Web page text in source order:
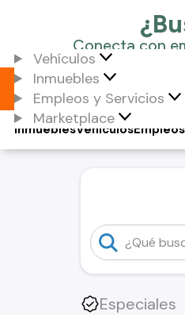
Vehículos
Inmuebles
Empleos y Servicios
Marketplace
Vehículos
Inmuebles
Especiales